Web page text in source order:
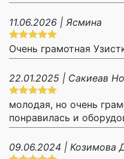
11.06.2026 | Ясмина
Очень грамотная
22.01.2025 | Сакиеав
молодая, но очень
понравилась и
09.06.2024 | Козимова